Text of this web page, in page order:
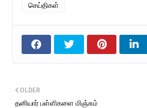
செய்திகள்
OLDER
தனியார் பள்ளிகளை மிஞ்சும்